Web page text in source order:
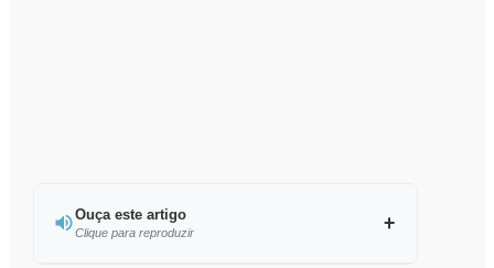
Ouça este artigo
Clique para reproduzir